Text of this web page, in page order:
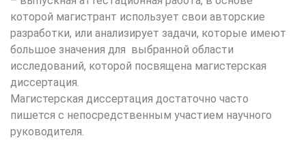
которой магистрант использует свои авторские
разработки, или анализирует задачи, которые имеют
большое значения для выбранной области
исследований, которой посвящена магистерская
диссертация.
Магистерская диссертация достаточно часто
пишется с непосредственным участием научного
руководителя.